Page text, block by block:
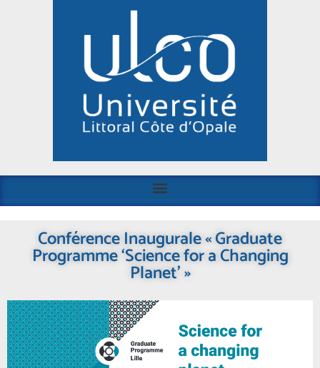
Conférence Inaugurale « Graduate
Programme ‘Science for a Changing
Planet’ »